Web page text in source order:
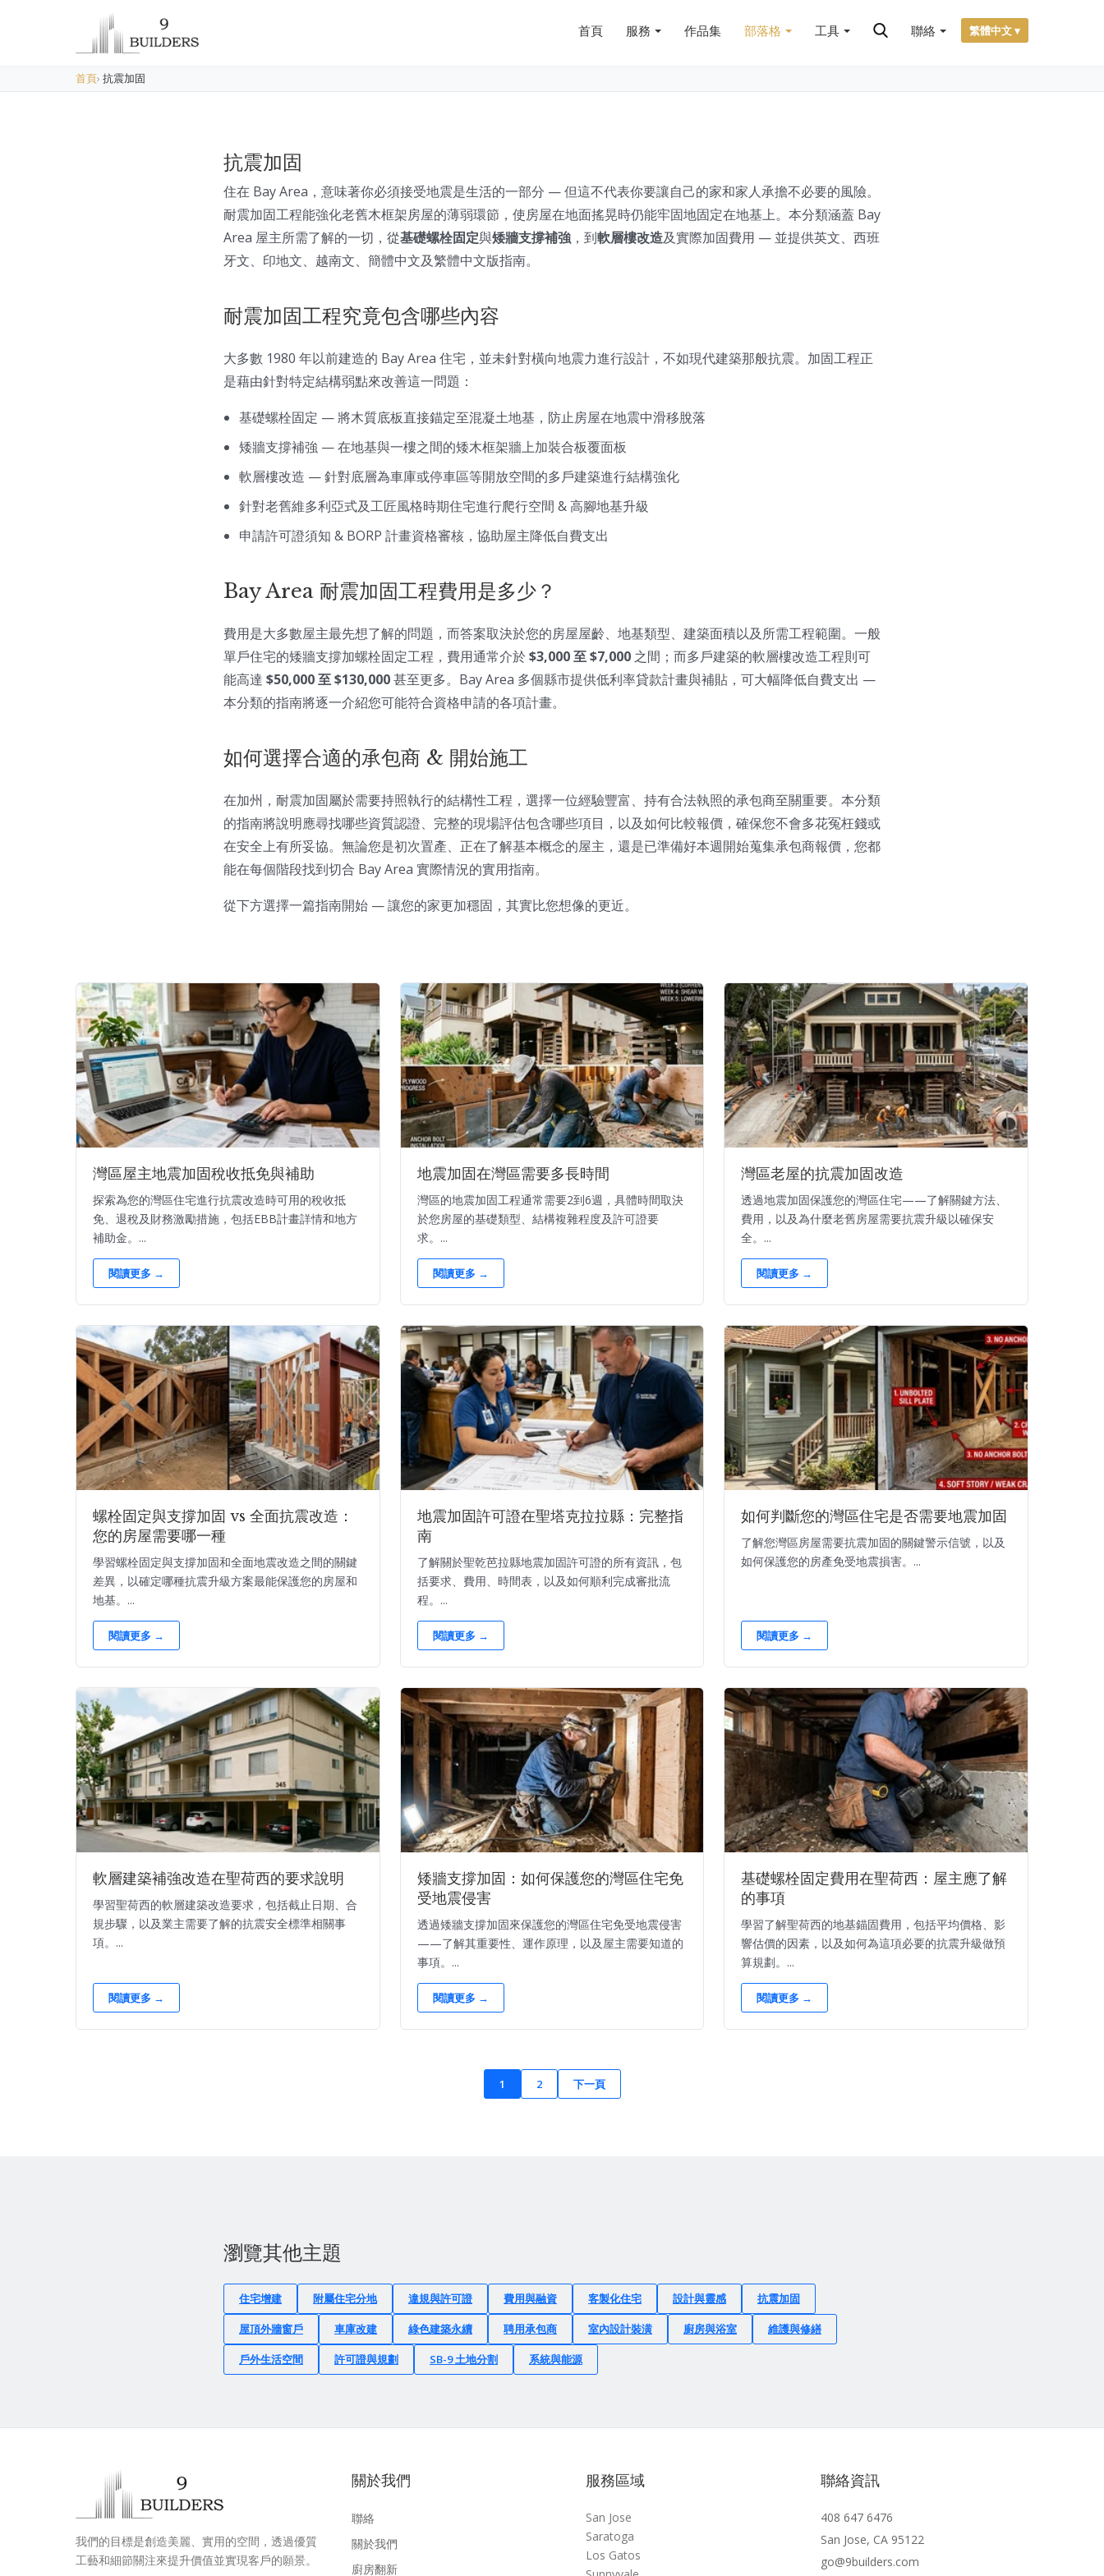
首頁 服務 作品集 部落格 工具 聯絡 繁體中文 ▾
首頁› 抗震加固
抗震加固
住在 Bay Area，意味著你必須接受地震是生活的一部分 — 但這不代表你要讓自己的家和家人承擔不必要的風險。
耐震加固工程能強化老舊木框架房屋的薄弱環節，使房屋在地面搖晃時仍能牢固地固定在地基上。本分類涵蓋 Bay
Area 屋主所需了解的一切，從基礎螺栓固定與矮牆支撐補強 ，到軟層樓改造及實際加固費用 — 並提供英文、西班
牙文、印地文、越南文、簡體中文及繁體中文版指南。
耐震加固工程究竟包含哪些內容
大多數 1980 年以前建造的 Bay Area 住宅，並未針對橫向地震力進行設計，不如現代建築那般抗震。加固工程正
是藉由針對特定結構弱點來改善這一問題：
基礎螺栓固定 — 將木質底板直接錨定至混凝土地基，防止房屋在地震中滑移脫落
矮牆支撐補強 — 在地基與一樓之間的矮木框架牆上加裝合板覆面板
軟層樓改造 — 針對底層為車庫或停車區等開放空間的多戶建築進行結構強化
針對老舊維多利亞式及工匠風格時期住宅進行爬行空間 & 高腳地基升級
申請許可證須知 & BORP 計畫資格審核，協助屋主降低自費支出
Bay Area 耐震加固工程費用是多少？
費用是大多數屋主最先想了解的問題，而答案取決於您的房屋屋齡、地基類型、建築面積以及所需工程範圍。一般
單戶住宅的矮牆支撐加螺栓固定工程，費用通常介於 $3,000 至 $7,000 之間；而多戶建築的軟層樓改造工程則可
能高達 $50,000 至 $130,000甚至更多。Bay Area 多個縣市提供低利率貸款計畫與補貼，可大幅降低自費支出 —
本分類的指南將逐一介紹您可能符合資格申請的各項計畫。
如何選擇合適的承包商 & 開始施工
在加州，耐震加固屬於需要持照執行的結構性工程，選擇一位經驗豐富、持有合法執照的承包商至關重要。本分類
的指南將說明應尋找哪些資質認證、完整的現場評估包含哪些項目，以及如何比較報價，確保您不會多花冤枉錢或
在安全上有所妥協。無論您是初次置產、正在了解基本概念的屋主，還是已準備好本週開始蒐集承包商報價，您都
能在每個階段找到切合 Bay Area 實際情況的實用指南。
從下方選擇一篇指南開始 — 讓您的家更加穩固，其實比您想像的更近。
灣區屋主地震加固稅收抵免與補助
探索為您的灣區住宅進行抗震改造時可用的稅收抵
免、退稅及財務激勵措施，包括EBB計畫詳情和地方
補助金。...
閱讀更多 →
地震加固在灣區需要多長時間
灣區的地震加固工程通常需要2到6週，具體時間取決
於您房屋的基礎類型、結構複雜程度及許可證要
求。...
閱讀更多 →
灣區老屋的抗震加固改造
透過地震加固保護您的灣區住宅——了解關鍵方法、
費用，以及為什麼老舊房屋需要抗震升級以確保安
全。...
閱讀更多 →
螺栓固定與支撐加固 vs 全面抗震改造：
您的房屋需要哪一種
學習螺栓固定與支撐加固和全面地震改造之間的關鍵
差異，以確定哪種抗震升級方案最能保護您的房屋和
地基。...
閱讀更多 →
地震加固許可證在聖塔克拉拉縣：完整指
南
了解關於聖乾芭拉縣地震加固許可證的所有資訊，包
括要求、費用、時間表，以及如何順利完成審批流
程。...
閱讀更多 →
如何判斷您的灣區住宅是否需要地震加固
了解您灣區房屋需要抗震加固的關鍵警示信號，以及
如何保護您的房產免受地震損害。...
閱讀更多 →
軟層建築補強改造在聖荷西的要求說明
學習聖荷西的軟層建築改造要求，包括截止日期、合
規步驟，以及業主需要了解的抗震安全標準相關事
項。...
閱讀更多 →
矮牆支撐加固：如何保護您的灣區住宅免
受地震侵害
透過矮牆支撐加固來保護您的灣區住宅免受地震侵害
——了解其重要性、運作原理，以及屋主需要知道的
事項。...
閱讀更多 →
基礎螺栓固定費用在聖荷西：屋主應了解
的事項
學習了解聖荷西的地基錨固費用，包括平均價格、影
響估價的因素，以及如何為這項必要的抗震升級做預
算規劃。...
閱讀更多 →
1 2 下一頁
瀏覽其他主題
住宅增建 附屬住宅分地 違規與許可證 費用與融資 客製化住宅 設計與靈感 抗震加固
屋頂外牆窗戶 車庫改建 綠色建築永續 聘用承包商 室內設計裝潢 廚房與浴室 維護與修繕
戶外生活空間 許可證與規劃 SB-9 土地分割 系統與能源
我們的目標是創造美麗、實用的空間，透過優質
工藝和細節關注來提升價值並實現客戶的願景。
關於我們
聯絡
關於我們
廚房翻新
服務區域
San Jose
Saratoga
Los Gatos
聯絡資訊
408 647 6476
San Jose, CA 95122
go@9builders.com